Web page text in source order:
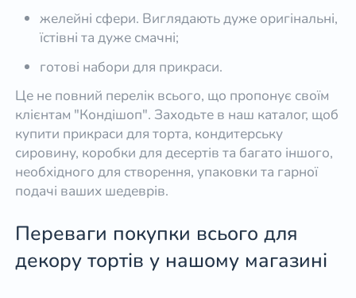
желейні сфери. Виглядають дуже оригінальні,
їстівні та дуже смачні;
готові набори для прикраси.
Це не повний перелік всього, що пропонує своїм
клієнтам "Кондішоп". Заходьте в наш каталог, щоб
купити прикраси для торта, кондитерську
сировину, коробки для десертів та багато іншого,
необхідного для створення, упаковки та гарної
подачі ваших шедеврів.
Переваги покупки всього для
декору тортів у нашому магазині